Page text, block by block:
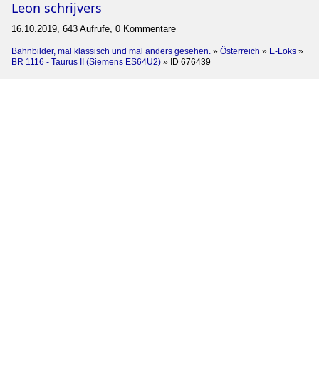
Leon schrijvers
16.10.2019, 643 Aufrufe, 0 Kommentare
Bahnbilder, mal klassisch und mal anders gesehen. » Österreich » E-Loks »
BR 1116 - Taurus II (Siemens ES64U2) » ID 676439